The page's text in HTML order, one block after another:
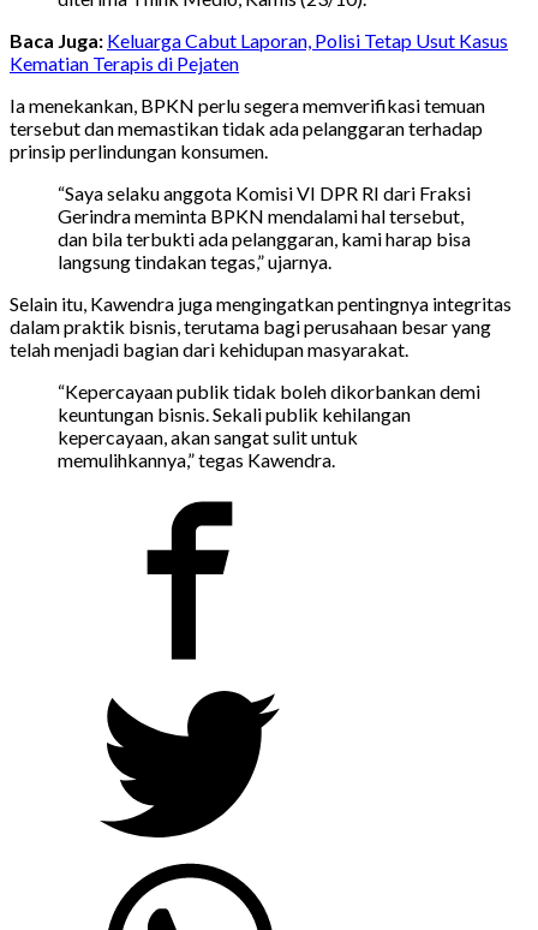
Baca Juga: Keluarga Cabut Laporan, Polisi Tetap Usut Kasus
Kematian Terapis di Pejaten
Ia menekankan, BPKN perlu segera memverifikasi temuan
tersebut dan memastikan tidak ada pelanggaran terhadap
prinsip perlindungan konsumen.
“Saya selaku anggota Komisi VI DPR RI dari Fraksi
Gerindra meminta BPKN mendalami hal tersebut,
dan bila terbukti ada pelanggaran, kami harap bisa
langsung tindakan tegas,” ujarnya.
Selain itu, Kawendra juga mengingatkan pentingnya integritas
dalam praktik bisnis, terutama bagi perusahaan besar yang
telah menjadi bagian dari kehidupan masyarakat.
“Kepercayaan publik tidak boleh dikorbankan demi
keuntungan bisnis. Sekali publik kehilangan
kepercayaan, akan sangat sulit untuk
memulihkannya,” tegas Kawendra.